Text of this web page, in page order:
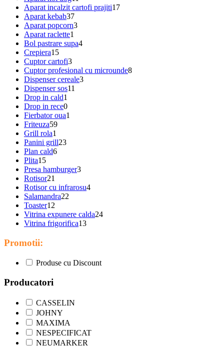
Aparat incalzit cartofi prajiti17
Aparat kebab37
Aparat popcorn3
Aparat raclette1
Bol pastrare supa4
Crepiera15
Cuptor cartofi3
Cuptor profesional cu microunde8
Dispenser cereale3
Dispenser sos11
Drop in cald1
Drop in rece0
Fierbator oua1
Friteuza59
Grill rola1
Panini grill23
Plan cald6
Plita15
Presa hamburger3
Rotisor21
Rotisor cu infrarosu4
Salamandra22
Toaster12
Vitrina expunere calda24
Vitrina frigorifica13
Promotii:
Produse cu Discount
Producatori
CASSELIN
JOHNY
MAXIMA
NESPECIFICAT
NEUMARKER